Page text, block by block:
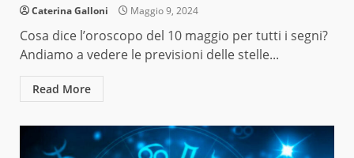
Caterina Galloni Maggio 9, 2024
Cosa dice l’oroscopo del 10 maggio per tutti i segni?
Andiamo a vedere le previsioni delle stelle...
Read More